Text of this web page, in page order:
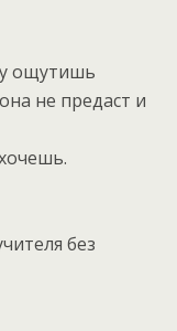
ощутишь
не предаст и
без